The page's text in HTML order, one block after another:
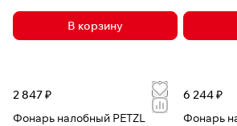
В корзину
2 847 ₽
Фонарь налобный PETZL
6 244 ₽
Фонарь